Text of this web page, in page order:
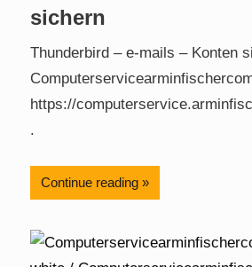
sichern
Thunderbird – e-mails – Konten
https://
.
Continue reading